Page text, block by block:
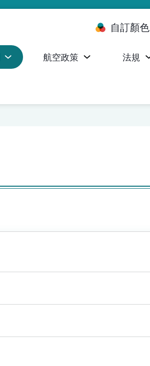
自訂顏色
航空政策 法規